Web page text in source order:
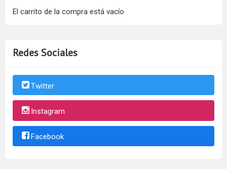
El carrito de la compra está vacío
Redes Sociales
Twitter
Instagram
Facebook